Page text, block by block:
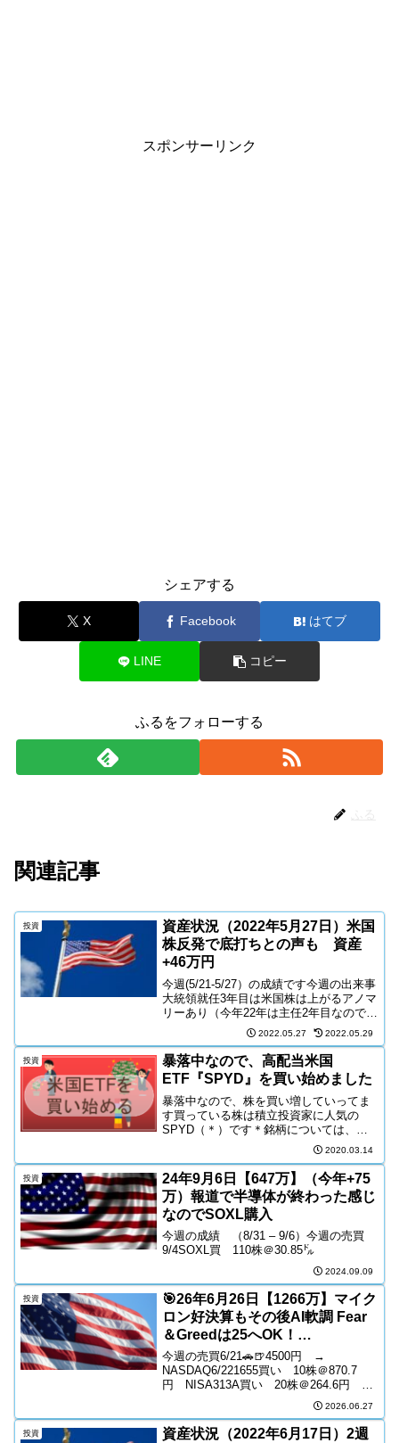
スポンサーリンク
シェアする
X Facebook はてブ
LINE コピー
ふるをフォローする
関連記事
投資
資産状況（2022年5月27日）米国
株反発で底打ちとの声も 資産
+46万円
今週(5/21-5/27）の成績です今週の出来事
大統領就任3年目は米国株は上がるアノマ
リーあり（今年22年は主任2年目なので下
げる）。だから、22年は悲観せずに買お
う！という動画が拡散されている。ツイ
ートは今週水曜まで悲観だったが木曜か
ら上...
2022.05.27 2022.05.29
投資
暴落中なので、高配当米国
ETF『SPYD』を買い始めました
暴落中なので、株を買い増していってま
す買っている株は積立投資家に人気の
SPYD（＊）です＊銘柄については、の
ちほど説明しますまずは、直近のチャー
トです40ドル近辺で安定していた株価で
すが、本日時点では３０％ぐらい値下が
りしていますこういう下...
2020.03.14
投資
24年9月6日【647万】（今年+75
万）報道で半導体が終わった感じ
なのでSOXL購入
今週の成績 （8/31 – 9/6）今週の売買
9/4SOXL買 110株＠30.85㌦
2024.09.09
投資
🎯26年6月26日【1266万】マイク
ロン好決算もその後AI軟調 Fear
＆Greedは25へOK！
ExtremeFear
今週の売買6/21🚗🍺4500円 →
NASDAQ6/221655買い 10株＠870.7
円 NISA313A買い 20株＠264.6円
NISA316A買い 2株＠2608円
NISA6/23316A買い 2株＠2608円
NISA※リバ...
2026.06.27
投資
資産状況（2022年6月17日）2週